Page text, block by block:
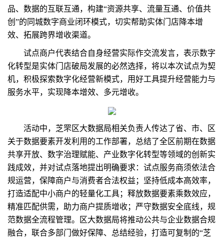
品、数据的互联互通，构建“资源共享、流量互通、价值共
创”的同城数字商业闭环模式，切实帮助实体门店降本增
效、拓展跨界增收渠道。
试点商户代表结合自身经营实际作交流发言，表示数字
化转型是实体门店破局发展的必然选择，将以本次试点为契
机，积极探索数字化经营新模式，用好工具提升经营能力与
服务水平，实现降本增效、多元增收。
活动中，芝罘区大数据局相关负责人传达了省、市、区
关于数据要素开发利用的工作部署，总结了全区前期在数据
共享开放、数字治理赋能、产业数字化转型等领域的创新实
践成效，并对试点落地提出明确要求：试点服务商须依法合
规运营，保障商户与消费者合法权益；坚持低成本高效率，
打造适配中小商户的轻量化工具；释放数据要素乘数效应，
精准匹配供需，助力商户提质增收；严守数据安全底线，规
范数据全流程管理。区大数据局将推动公共与企业数据合规
融合，联合多部门做好保障、总结经验，打造可复制的“芝